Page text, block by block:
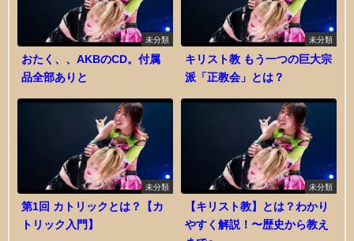
未分類
おたく、、AKBのCD。付属
品全部ありと
未分類
キリスト教 もう一つの巨大宗
派「正教会」とは？
未分類
第1回 カトリックとは？【カ
トリック入門】
未分類
【キリスト教】とは？わかり
やすく解説！〜歴史から教え